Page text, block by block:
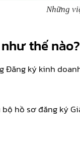
Những
thế nào?
ký kinh
hồ sơ đăng ký